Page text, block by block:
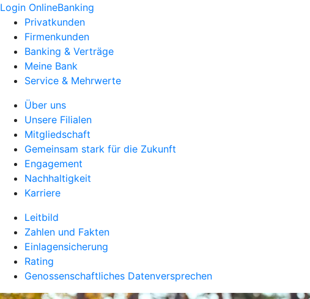
Login OnlineBanking
Privatkunden
Firmenkunden
Banking & Verträge
Meine Bank
Service & Mehrwerte
Über uns
Unsere Filialen
Mitgliedschaft
Gemeinsam stark für die Zukunft
Engagement
Nachhaltigkeit
Karriere
Leitbild
Zahlen und Fakten
Einlagensicherung
Rating
Genossenschaftliches Datenversprechen